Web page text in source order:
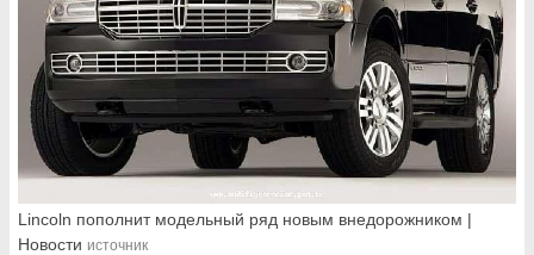
Lincoln пополнит модельный ряд новым внедорожником |
Новости источник